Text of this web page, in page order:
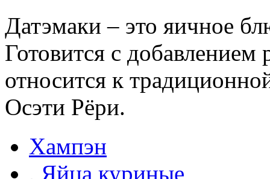
Датэмаки – это яичное
Готовится с
относится к
Осэти Рёри.
Хампэн
, Яйца куриные